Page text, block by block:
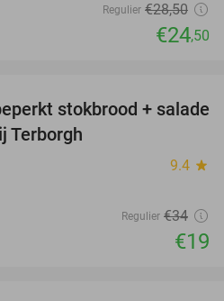
Regulier €28,50
€24,50
44%
stokbrood + salade
Terborgh
9.4 star
Regulier €34
€19